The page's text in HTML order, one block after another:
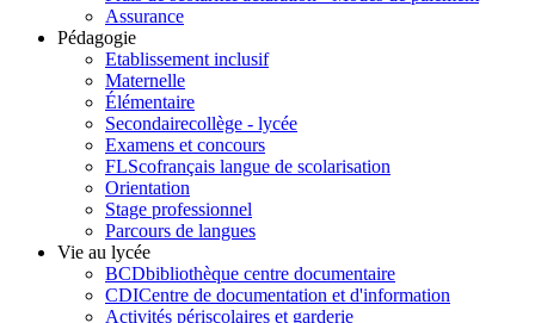
Assurance
Pédagogie
Etablissement inclusif
Maternelle
Élémentaire
Secondairecollège - lycée
Examens et concours
FLScofrançais langue de scolarisation
Orientation
Stage professionnel
Parcours de langues
Vie au lycée
BCDbibliothèque centre documentaire
CDICentre de documentation et d'information
Activités périscolaires et garderie